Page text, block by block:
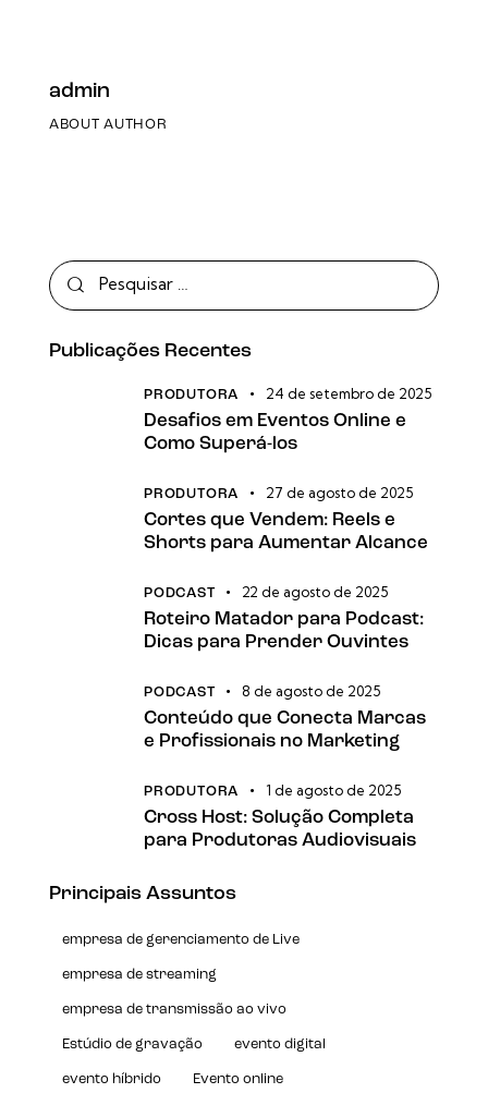
admin
ABOUT AUTHOR
Publicações Recentes
PRODUTORA 24 de setembro de 2025
Desafios em Eventos Online e
Como Superá-los
PRODUTORA 27 de agosto de 2025
Cortes que Vendem: Reels e
Shorts para Aumentar Alcance
PODCAST 22 de agosto de 2025
Roteiro Matador para Podcast:
Dicas para Prender Ouvintes
PODCAST 8 de agosto de 2025
Conteúdo que Conecta Marcas
e Profissionais no Marketing
PRODUTORA 1 de agosto de 2025
Cross Host: Solução Completa
para Produtoras Audiovisuais
Principais Assuntos
empresa de gerenciamento de Live
empresa de streaming
empresa de transmissão ao vivo
Estúdio de gravação evento digital
evento híbrido Evento online